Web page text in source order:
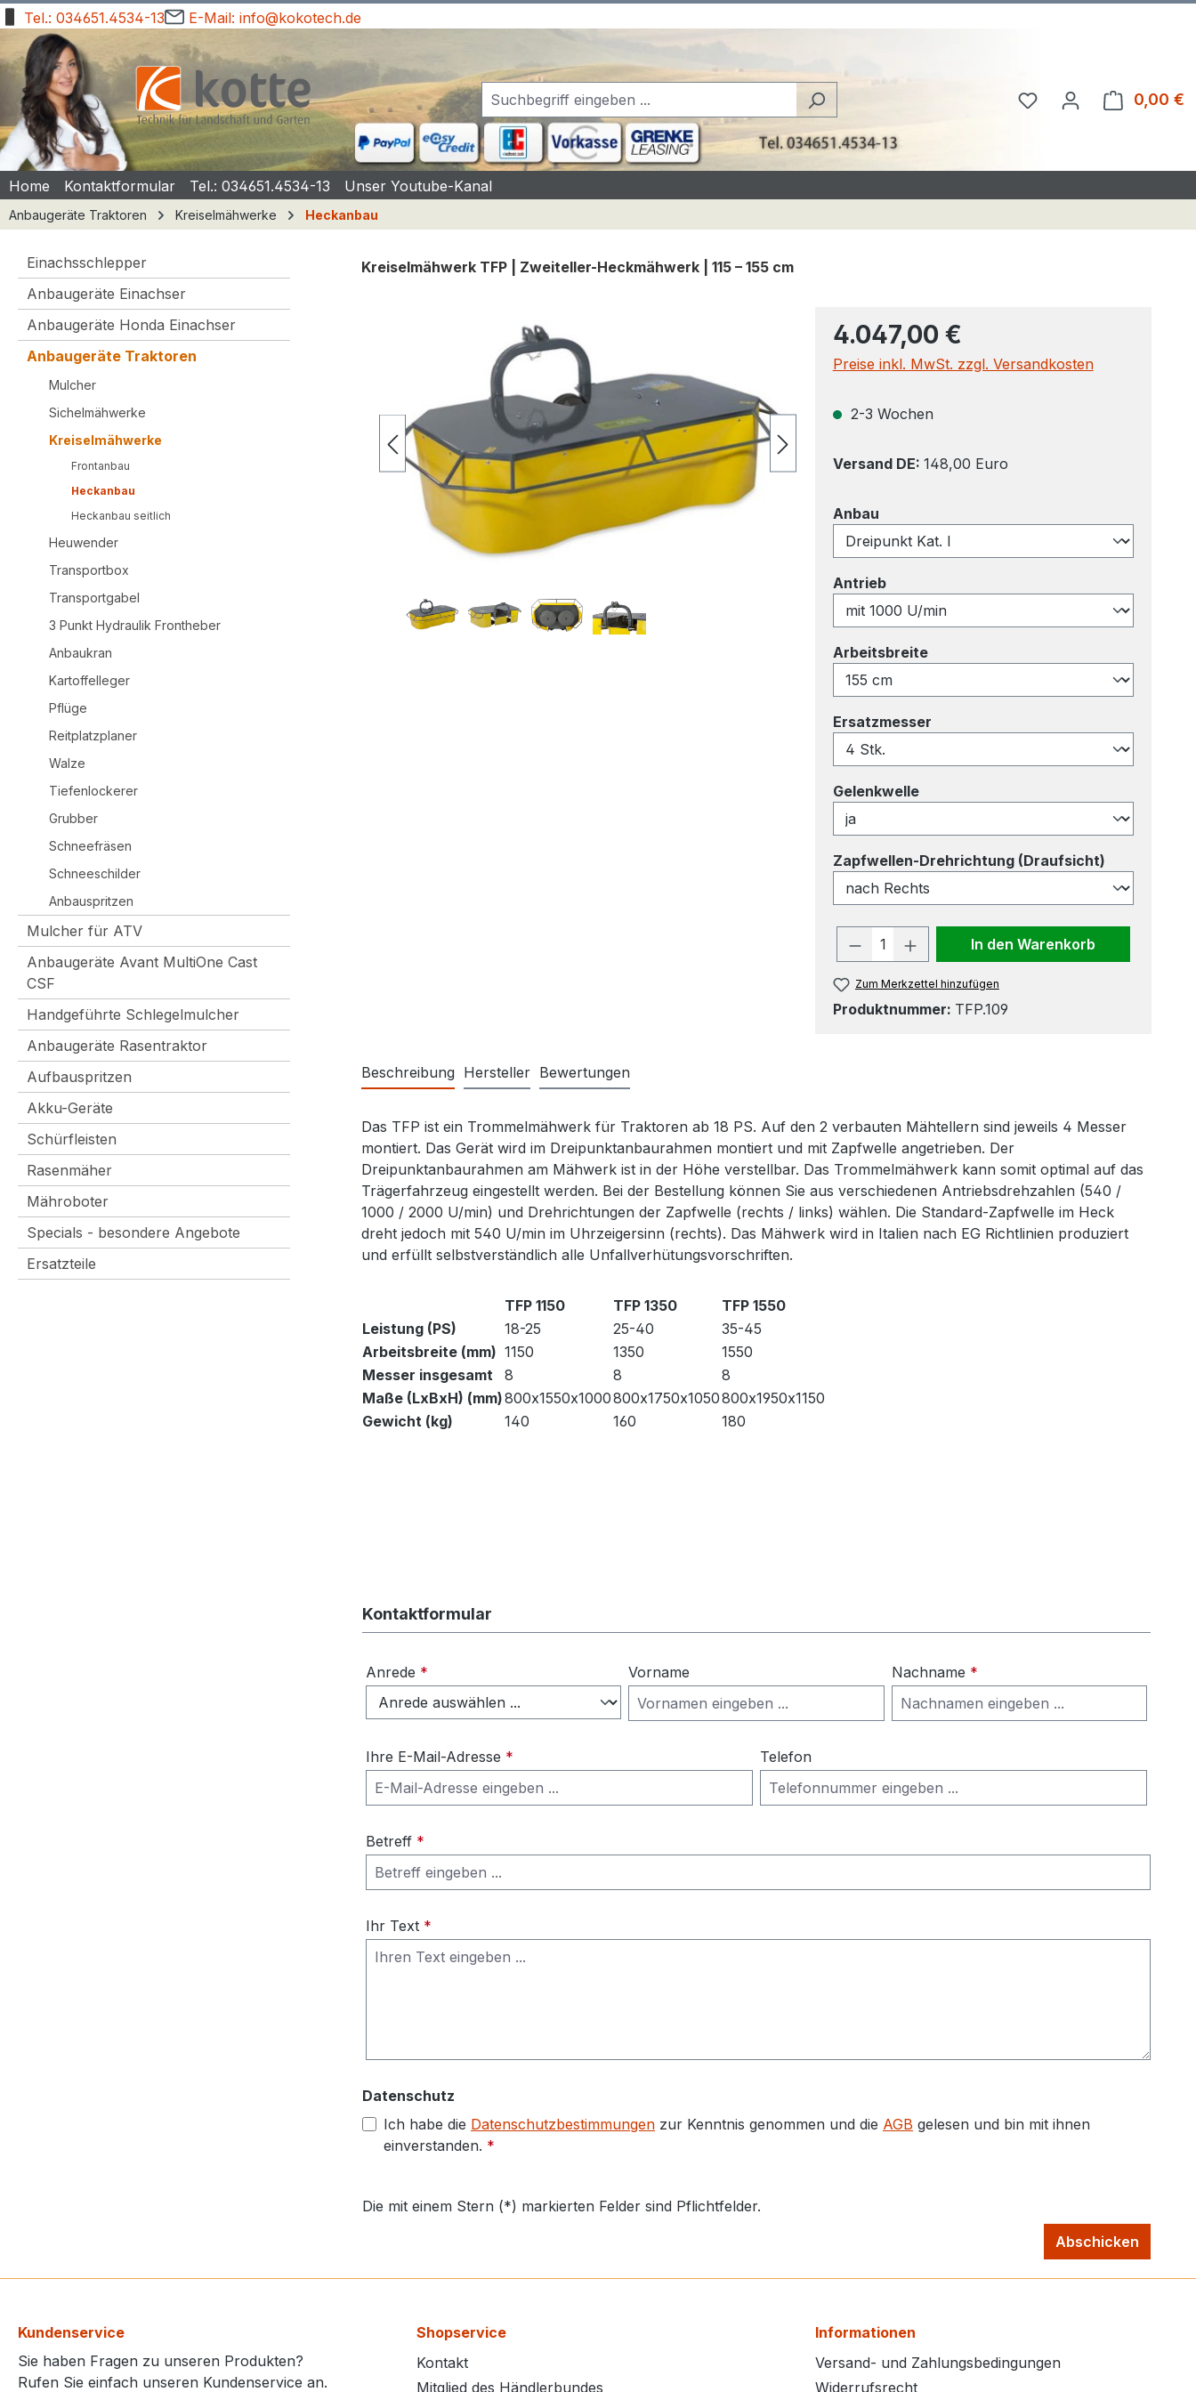
Zur Hauptnavigation springen
Tel.: 034651.4534-13 E-Mail: info@kokotech.de
Du hast 0 Produkte
0,00 €
Home Kontaktformular Tel.: 034651.4534-13 Unser Youtube-Kanal
Anbaugeräte Traktoren Kreiselmähwerke Heckanbau
Einachsschlepper
Anbaugeräte Einachser
Anbaugeräte Honda Einachser
Anbaugeräte Traktoren
Mulcher
Sichelmähwerke
Kreiselmähwerke
Frontanbau
Heckanbau
Heckanbau seitlich
Heuwender
Transportbox
Transportgabel
3 Punkt Hydraulik Frontheber
Anbaukran
Kartoffelleger
Pflüge
Reitplatzplaner
Walze
Tiefenlockerer
Grubber
Schneefräsen
Schneeschilder
Anbauspritzen
Mulcher für ATV
Anbaugeräte Avant MultiOne Cast
CSF
Handgeführte Schlegelmulcher
Anbaugeräte Rasentraktor
Aufbauspritzen
Akku-Geräte
Schürfleisten
Rasenmäher
Mähroboter
Specials - besondere Angebote
Ersatzteile
Kreiselmähwerk TFP | Zweiteller-Heckmähwerk | 115 – 155 cm
4.047,00 €
Preise inkl. MwSt. zzgl. Versandkosten
2-3 Wochen
Versand DE: 148,00 Euro
Anbauauswählen
Antriebauswählen
Arbeitsbreiteauswählen
Ersatzmesserauswählen
Gelenkwelleauswählen
Zapfwellen-Drehrichtung (Draufsicht)auswählen
Produkt Anzahl: Gib den
In den Warenkorb
Zum Merkzettel hinzufügen
Produktnummer: TFP.109
Beschreibung Hersteller Bewertungen
Das TFP ist ein Trommelmähwerk für Traktoren ab 18 PS. Auf den 2 verbauten Mähtellern sind jeweils 4 Messer
montiert. Das Gerät wird im Dreipunktanbaurahmen montiert und mit Zapfwelle angetrieben. Der
Dreipunktanbaurahmen am Mähwerk ist in der Höhe verstellbar. Das Trommelmähwerk kann somit optimal auf das
Trägerfahrzeug eingestellt werden. Bei der Bestellung können Sie aus verschiedenen Antriebsdrehzahlen (540 /
1000 / 2000 U/min) und Drehrichtungen der Zapfwelle (rechts / links) wählen. Die Standard-Zapfwelle im Heck
dreht jedoch mit 540 U/min im Uhrzeigersinn (rechts). Das Mähwerk wird in Italien nach EG Richtlinien produziert
und erfüllt selbstverständlich alle Unfallverhütungsvorschriften.
TFP 1150 TFP 1350
TFP 1550
Leistung (PS)
18-25 25-40
35-45
Arbeitsbreite (mm) 1150 1350
1550
Messer insgesamt
8 8
8
Maße (LxBxH) (mm)800x1550x1000800x1750x1050800x1950x1150
Gewicht (kg)
140 160 180
Kontaktformular
Anrede * Vorname Nachname *
Ihre E-Mail-Adresse * Telefon
Betreff *
Ihr Text *
Datenschutz
Ich habe die Datenschutzbestimmungen zur Kenntnis genommen und die AGB gelesen und bin mit ihnen
einverstanden. *
Die mit einem Stern (*) markierten Felder sind Pflichtfelder.
Abschicken
Kundenservice
Sie haben Fragen zu unseren Produkten?
Rufen Sie einfach unseren Kundenservice an.
Shopservice
Kontakt
Mitglied des Händlerbundes
Informationen
Versand- und Zahlungsbedingungen
Widerrufsrecht